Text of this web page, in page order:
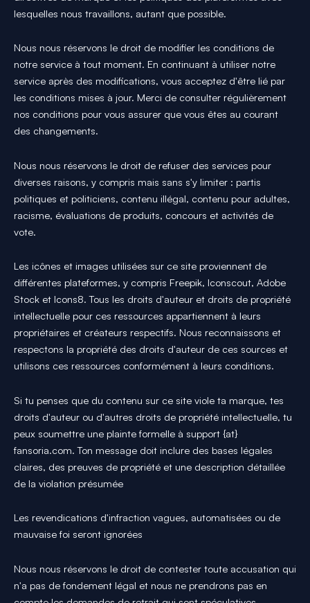
lesquelles nous travaillons, autant que possible.
Nous nous réservons le droit de modifier les conditions de
notre service à tout moment. En continuant à utiliser notre
service après des modifications, vous acceptez d'être lié par
les conditions mises à jour. Merci de consulter régulièrement
nos conditions pour vous assurer que vous êtes au courant
des changements.
Nous nous réservons le droit de refuser des services pour
diverses raisons, y compris mais sans s'y limiter : partis
politiques et politiciens, contenu illégal, contenu pour adultes,
racisme, évaluations de produits, concours et activités de
vote.
Les icônes et images utilisées sur ce site proviennent de
différentes plateformes, y compris Freepik, Iconscout, Adobe
Stock et Icons8. Tous les droits d'auteur et droits de propriété
intellectuelle pour ces ressources appartiennent à leurs
propriétaires et créateurs respectifs. Nous reconnaissons et
respectons la propriété des droits d'auteur de ces sources et
utilisons ces ressources conformément à leurs conditions.
Si tu penses que du contenu sur ce site viole ta marque, tes
droits d'auteur ou d'autres droits de propriété intellectuelle, tu
peux soumettre une plainte formelle à support {at}
fansoria.com. Ton message doit inclure des bases légales
claires, des preuves de propriété et une description détaillée
de la violation présumée
Les revendications d'infraction vagues, automatisées ou de
mauvaise foi seront ignorées
Nous nous réservons le droit de contester toute accusation qui
n'a pas de fondement légal et nous ne prendrons pas en